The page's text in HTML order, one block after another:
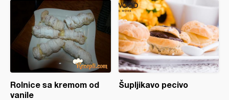
Rolnice sa kremom od
vanile
Šupljikavo pecivo